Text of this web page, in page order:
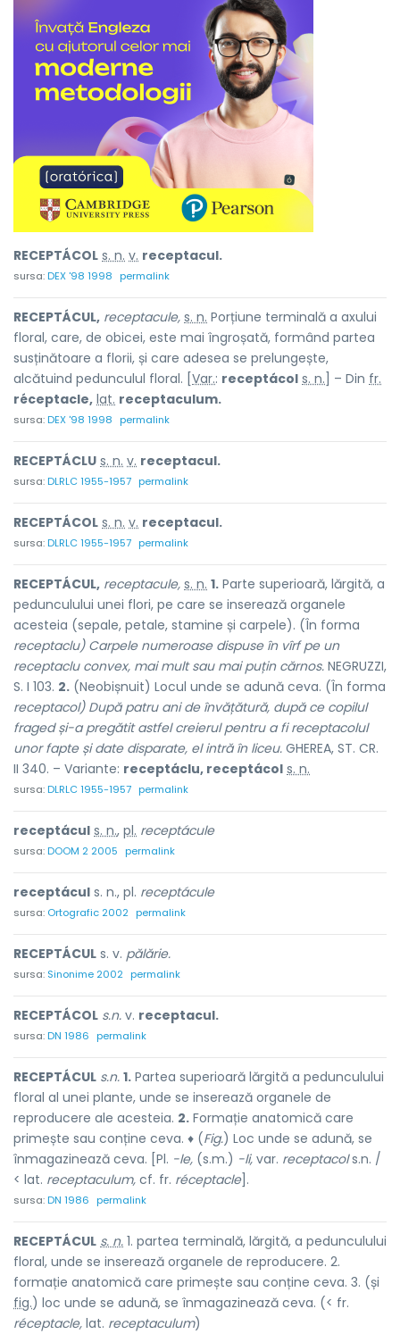
RECEPTÁCOL s. n. v. receptacul.
sursa:DEX '98 1998 permalink
RECEPTÁCUL, receptacule, s. n. Porțiune terminală a axului
floral, care, de obicei, este mai îngroșată, formând partea
susținătoare a florii, și care adesea se prelungește,
alcătuind pedunculul floral. [ Var.: receptácol s. n. ] – Din fr.
réceptacle, lat. receptaculum.
sursa:DEX '98 1998 permalink
RECEPTÁCLU s. n. v. receptacul.
sursa:DLRLC 1955-1957 permalink
RECEPTÁCOL s. n. v. receptacul.
sursa:DLRLC 1955-1957 permalink
RECEPTÁCUL, receptacule, s. n. 1. Parte superioară, lărgită, a
pedunculului unei flori, pe care se inserează organele
acesteia (sepale, petale, stamine și carpele). (În forma
receptaclu) Carpele numeroase dispuse în vîrf pe un
receptaclu convex, mai mult sau mai puțin cărnos. NEGRUZZI,
S. I 103. 2. (Neobișnuit) Locul unde se adună ceva. (În forma
receptacol) După patru ani de învățătură, după ce copilul
fraged și-a pregătit astfel creierul pentru a fi receptacolul
unor fapte și date disparate, el intră în liceu. GHEREA, ST. CR.
II 340. – Variante: receptáclu, receptácol s. n.
sursa:DLRLC 1955-1957 permalink
receptácul s. n., pl. receptácule
sursa:DOOM 2 2005 permalink
receptácul s. n., pl. receptácule
sursa: Ortografic 2002 permalink
RECEPTÁCUL s. v. pălărie.
sursa: Sinonime 2002 permalink
RECEPTÁCOL s.n. v. receptacul.
sursa:DN 1986 permalink
RECEPTÁCUL s.n. 1. Partea superioară lărgită a pedunculului
floral al unei plante, unde se inserează organele de
reproducere ale acesteia. 2. Formație anatomică care
primește sau conține ceva. ♦ (Fig.) Loc unde se adună, se
înmagazinează ceva. [Pl. -le, (s.m.) -li, var. receptacols.n. /
< lat. receptaculum, cf. fr. réceptacle].
sursa:DN 1986 permalink
RECEPTÁCUL s. n. 1. partea terminală, lărgită, a pedunculului
floral, unde se inserează organele de reproducere. 2.
formație anatomică care primește sau conține ceva. 3. (și
fig.) loc unde se adună, se înmagazinează ceva. (< fr.
réceptacle, lat. receptaculum)